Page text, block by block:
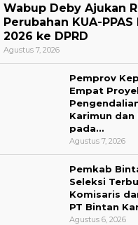
Wabup Deby Ajukan
Perubahan KUA-
2026 ke DPRD
Agustus 7, 2026
Pemprov
Empat
Karimun dan
pada…
Agustus 7, 2026
Pemkab
Seleksi
Komisaris
PT Bintan
Agustus 6, 2026